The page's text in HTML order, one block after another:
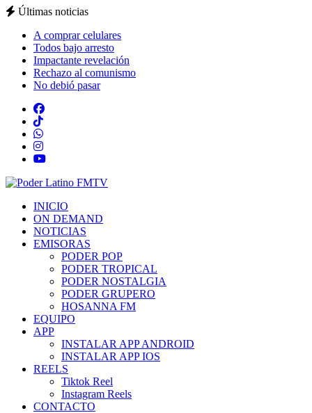
Últimas noticias
A comprar celulares
Todos bajo arresto
Impactante revelación
Rechazo al comunismo
No debió pasar
INICIO
ON DEMAND
NOTICIAS
EMISORAS
PODER POP
PODER TROPICAL
PODER NOSTALGIA
PODER GRUPERO
HOSANNA FM
EQUIPO
APP
INSTALAR APP ANDROID
INSTALAR APP IOS
REELS
Tiktok Reel
Instagram Reels
CONTACTO